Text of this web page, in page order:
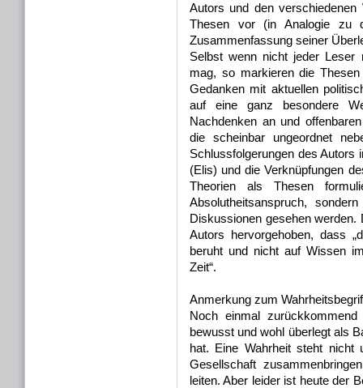
Autors und den
Thesen vor (in Analogie zu
Zusammenfassung seiner
Selbst wenn nicht jeder Leser
mag, so markieren die
Gedanken mit aktuellen
auf eine ganz besondere
Nachdenken an und
die scheinbar ungeordnet
Schlussfolgerungen des Autors
(Elis) und die Verknüpfungen
Theorien als Thesen
Absolutheitsanspruch,
Diskussionen gesehen
Autors hervorgehoben, dass
beruht und nicht auf Wissen
Zeit“.
Anmerkung zum
Noch einmal
bewusst und wohl überlegt als
hat. Eine Wahrheit steht nicht
Gesellschaft
leiten. Aber leider ist heute der